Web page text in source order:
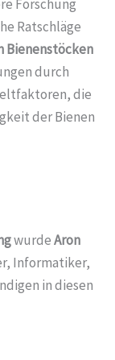
Forschung
Ratschläge
Bienenstöcken
durch
die
der Bienen
wurdeAron
Informatiker,
in diesen